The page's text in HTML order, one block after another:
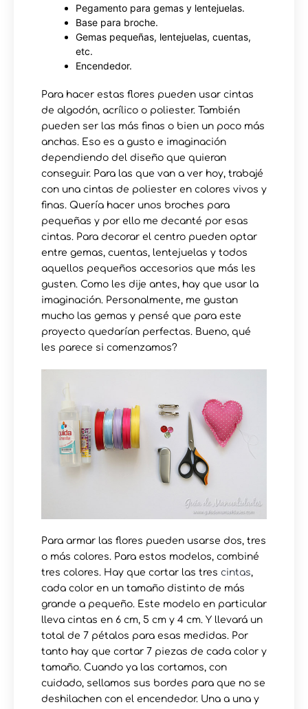
Pegamento para gemas y lentejuelas.
Base para broche.
Gemas pequeñas, lentejuelas, cuentas,
etc.
Encendedor.
Para hacer estas flores pueden usar cintas
de algodón, acrílico o poliester. También
pueden ser las más finas o bien un poco más
anchas. Eso es a gusto e imaginación
dependiendo del diseño que quieran
conseguir. Para las que van a ver hoy, trabajé
con una cintas de poliester en colores vivos y
finas. Quería hacer unos broches para
pequeñas y por ello me decanté por esas
cintas. Para decorar el centro pueden optar
entre gemas, cuentas, lentejuelas y todos
aquellos pequeños accesorios que más les
gusten. Como les dije antes, hay que usar la
imaginación. Personalmente, me gustan
mucho las gemas y pensé que para este
proyecto quedarían perfectas. Bueno, qué
les parece si comenzamos?
Para armar las flores pueden usarse dos, tres
o más colores. Para estos modelos, combiné
tres colores. Hay que cortar las tres cintas,
cada color en un tamaño distinto de más
grande a pequeño. Este modelo en particular
lleva cintas en 6 cm, 5 cm y 4 cm. Y llevará un
total de 7 pétalos para esas medidas. Por
tanto hay que cortar 7 piezas de cada color y
tamaño. Cuando ya las cortamos, con
cuidado, sellamos sus bordes para que no se
deshilachen con el encendedor. Una a una y